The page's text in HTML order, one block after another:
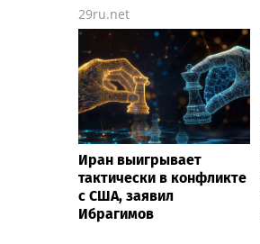
29ru.net
Иран выигрывает
тактически в конфликте
с США, заявил
Ибрагимов